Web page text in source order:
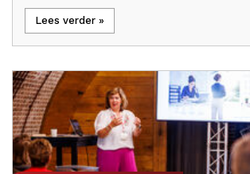
Lees verder »